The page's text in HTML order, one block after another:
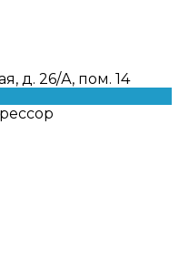
д. 26/А, пом. 14